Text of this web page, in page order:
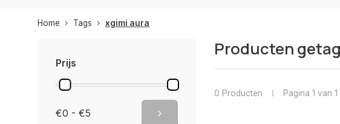
Home Tags xgimi aura
Prijs
€0 - €5
Producten
0 Producten Pagina 1 van 1